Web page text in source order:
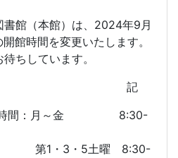
書館（本館）は、2024年9月
館時間を変更いたします。
ちしています。
間：月～金 8:30-
5土曜 8:30-